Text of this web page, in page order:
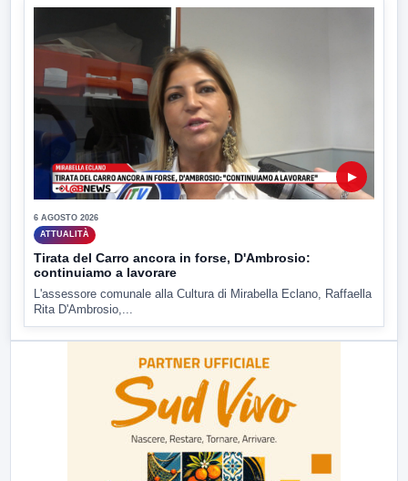
▶
6 AGOSTO 2026
ATTUALITÀ
Tirata del Carro ancora in forse, D'Ambrosio:
continuiamo a lavorare
L'assessore comunale alla Cultura di Mirabella Eclano, Raffaella
Rita D'Ambrosio,...